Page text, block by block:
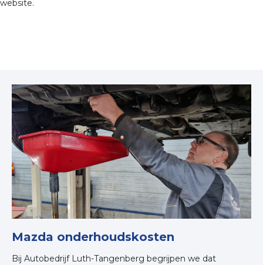
website.
Mazda onderhoudskosten
Bij Autobedrijf Luth-Tangenberg begrijpen we dat